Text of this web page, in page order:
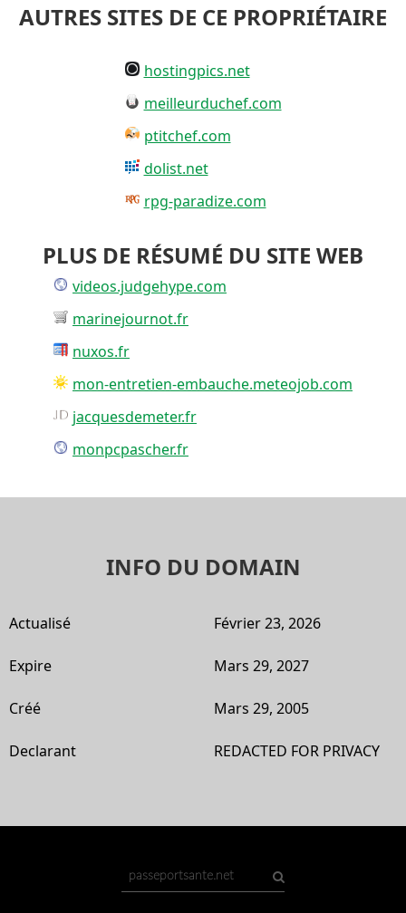
AUTRES SITES DE CE PROPRIÉTAIRE
hostingpics.net
meilleurduchef.com
ptitchef.com
dolist.net
rpg-paradize.com
PLUS DE RÉSUMÉ DU SITE WEB
videos.judgehype.com
marinejournot.fr
nuxos.fr
mon-entretien-embauche.meteojob.com
jacquesdemeter.fr
monpcpascher.fr
INFO DU DOMAIN
Actualisé Février 23, 2026
Expire Mars 29, 2027
Créé Mars 29, 2005
Declarant REDACTED FOR PRIVACY